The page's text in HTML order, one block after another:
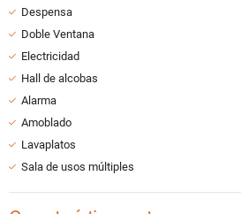
Despensa
Doble Ventana
Electricidad
Hall de alcobas
Alarma
Amoblado
Lavaplatos
Sala de usos múltiples